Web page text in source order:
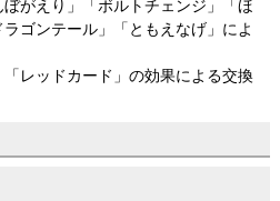
がえり」「ボルトチェンジ」「ほ
ゴンテール」「ともえなげ」によ
レッドカード」の効果による交換